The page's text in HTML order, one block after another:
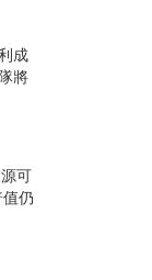
成
將
可
仍